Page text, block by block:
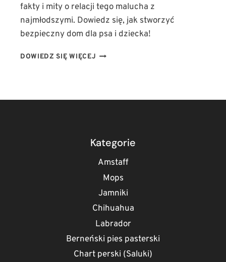
fakty i mity o relacji tego malucha z
najmłodszymi. Dowiedz się, jak stworzyć
bezpieczny dom dla psa i dziecka!
DOWIEDZ SIĘ WIĘCEJ CZY
MITY
RELACJACH
RODZINIE
Kategorie
Amstaff
Mops
Jamniki
Chihuahua
Labrador
Berneński pies pasterski
Chart perski (Saluki)